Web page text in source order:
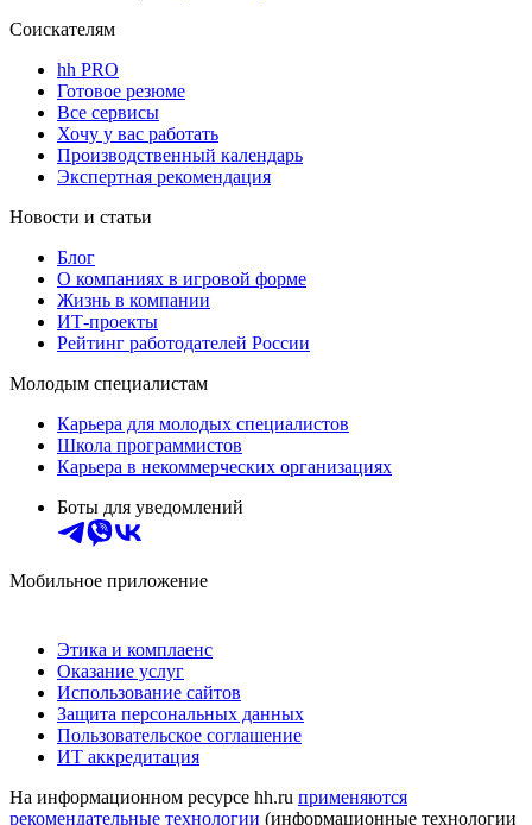
Соискателям
hh PRO
Готовое резюме
Все сервисы
Хочу у вас работать
Производственный календарь
Экспертная рекомендация
Новости и статьи
Блог
О компаниях в игровой форме
Жизнь в компании
ИТ-проекты
Рейтинг работодателей России
Молодым специалистам
Карьера для молодых специалистов
Школа программистов
Карьера в некоммерческих организациях
Боты для уведомлений
Мобильное приложение
Этика и комплаенс
Оказание услуг
Использование сайтов
Защита персональных данных
Пользовательское соглашение
ИТ аккредитация
На информационном ресурсе hh.ru применяются
рекомендательные технологии (информационные технологии